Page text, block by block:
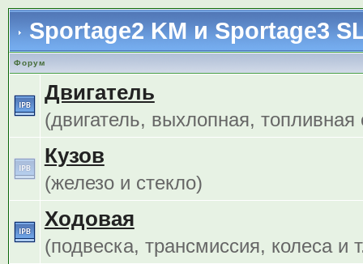
Sportage2 KM и Sportage3
Форум
Двигатель
(двигатель, выхлопная, топливная
Кузов
(железо и стекло)
Ходовая
(подвеска, трансмиссия, колеса и